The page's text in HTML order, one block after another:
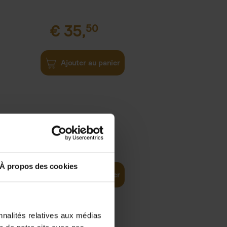
À propos des cookies
relatives aux médias
€ 35,50
Ajouter au panier
37,50
Ajouter au panier